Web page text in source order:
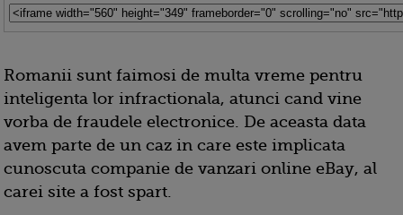
Romanii sunt faimosi de multa vreme pentru
inteligenta lor infractionala, atunci cand vine
vorba de fraudele electronice. De aceasta data
avem parte de un caz in care este implicata
cunoscuta companie de vanzari online eBay, al
carei site a fost spart.